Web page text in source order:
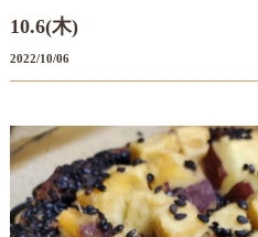
10.6(木)
2022/10/06